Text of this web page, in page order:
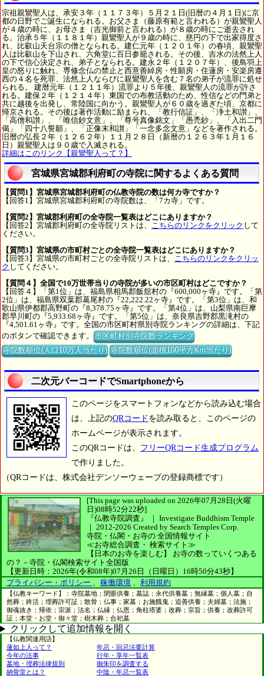
宗祖親鸞聖人は、承安３年（１１７３年）５月２１日(旧暦の４月１日)に京
都の日野でご誕生になられる。お父さま（藤原有範と言われる）が親鸞聖人
が４歳の時に、お母さま（吉光御前と言われる）が８歳の時にご逝去され
る。治承５年（１１８１年）親鸞聖人が９歳の時に、慈円の下で出家得度さ
れ、比叡山天台宗の僧となられる。建仁元年（１２０１年）の春頃、親鸞聖
人は比叡山を下山され、六角堂に百日参籠される。その後、吉水の法然上人
の下で信心決定され、弟子となられる。建永２年（１２０７年）、後鳥羽上
皇の怒りに触れ、専修念仏の禁止と西意善綽房・性願房・住蓮房・安楽房遵
西の４名を死罪、法然上人ならびに親鸞聖人を含む７名の弟子が流罪に処せ
られる。 建暦元年（１２１１年）流罪より５年後、親鸞聖人の流罪が許さ
れる。建保２年（１２１４年）東国での布教活動のため、性信などの門弟と
共に越後を出発し、常陸国に向かう。親鸞聖人が６０歳を過ぎた頃、京都に
帰京される。その後は著作活動に励まられ、「教行信証」、「浄土和讃」、
「高僧和讃」、「唯信鈔文意」、「尊号真像銘文」「愚禿鈔」、「入出二門
偈」「四十八誓願」、「正像末和讃」「一念多念文意」などを著作される。
旧暦の弘長２年（１２６２年）１１月２８日（新暦の１２６３年１月１６
日）親鸞聖人は９０歳で入滅される。
詳細はこのリンク【親鸞聖人って？】
宮城県宮城郡利府町の寺院に関するよくある質問
【質問1】宮城県宮城郡利府町の仏教寺院の数は何カ寺ですか？
【回答1】宮城県宮城郡利府町の寺院数は、「7カ寺」です。
【質問2】宮城郡利府町の全寺院一覧表はどこにありますか？
【回答2】宮城郡利府町の全寺院リストは、 こちらのリンクをクリック して
ください。
【質問3】宮城県の市町村ごとの全寺院一覧表はどこにありますか？
【回答3】宮城県の市町村ごとの全寺院リストは、 こちらのリンクをクリッ
ク してください。
【質問４】全国で10万世帯当りの寺院が多いの市区町村はどこですか？
【回答４】「第1位」は、福島県相馬郡飯舘村の『600,000ヶ寺』です。「第
2位」は、福島県双葉郡葛尾村の『22,222.22ヶ寺』です。「第3位」は、和
歌山県伊都郡高野町の『8,378.75ヶ寺』です。「第4位」は、山梨県南巨摩
郡早川町の『5,933.68ヶ寺』です。「第5位」は、奈良県吉野郡黒滝村の
『4,501.61ヶ寺』です。全国の市区町村県別寺院ランキングの詳細は、下記
のボタンで確認できます。市区町村別寺院数ランキング
寺院数順位(人口10万人当たり) 寺院数順位(面積100平方Km当たり)
二次元バーコードでSmartphoneから
このページをスマートフォンなどから読み込む場合
は、上記のQRコード を読み取ると、このページの
ホームページが表示されます。
このQRコードは、 フリーQRコード生成プログラム
で作りました。
（QRコードは、株式会社デンソーウェーブの登録商標です）
[This page was uploaded on 2026年07月28日(火曜
日)08時52分22秒]
『仏教寺院調査』 ｜ Investigate Buddhism Temple
｜ 2012-2026 Created by Search Temples Corp.
寺院・仏閣・お寺の 全国情報サイト
≪お寺総合調査・ 検索サイト≫
【日本のお寺を楽しむ】
お寺の数っていくつある
の？－寺院・仏閣検索サイト全国版
【更新日時：2026年(令和08年)07月26日（日曜日）16時50分43秒】
プライバシー・ポリシー 、 稼働環境 、 利用規約
【仏教キーワード】：寺院墓地；閉眼供養；墓誌；永代供養墓；無縁墓；個人墓；自
然葬；終活；埋葬許可証；散骨；仏事；家墓；お施餓鬼；追善供養；夫婦墓；法施；
御魂抜き；帰依；宗派；法名；仏縁；仏恩；角柱塔婆；改葬；宗旨；供養；改葬許可
証；本堂・お堂・御々堂；樹木葬；合祀墓
クリックして追加情報を開く
【仏教関連用語】
蓮如上人って？
年忌・回忌法要計算
今年の法事
行年・享年一覧表
墓地・埋葬法律規則
御朱印を調査する
納骨堂とは？
中陰・年忌一覧表